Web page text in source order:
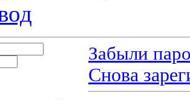
Забыли
Снова